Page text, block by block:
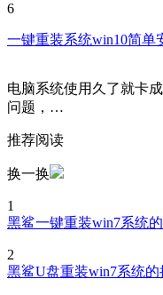
6
一键重装系统win10简单
电脑系统使用久了就卡
问题，…
推荐阅读
换一换
1
黑鲨一键重装win7系统
2
黑鲨U盘重装win7系统